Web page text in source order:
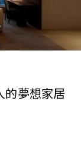
的夢想家居